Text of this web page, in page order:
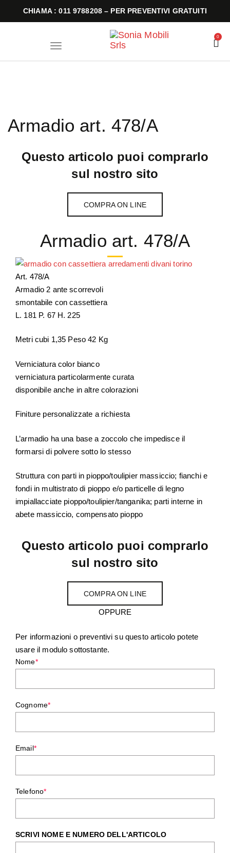
CHIAMA : 011 9788208 – PER PREVENTIVI GRATUITI
T
g
g
a
o
n
0
Armadio art. 478/A
Questo articolo puoi comprarlo
sul nostro sito
COMPRA ON LINE
Armadio art. 478/A
Art. 478/A
Armadio 2 ante scorrevoli
smontabile con cassettiera
L. 181 P. 67 H. 225
Metri cubi 1,35 Peso 42 Kg
Verniciatura color bianco
verniciatura particolarmente curata
disponibile anche in altre colorazioni
Finiture personalizzate a richiesta
L’armadio ha una base a zoccolo che impedisce il
formarsi di polvere sotto lo stesso
Struttura con parti in pioppo/toulipier massiccio; fianchi e
fondi in multistrato di pioppo e/o particelle di legno
impiallacciate pioppo/toulipier/tanganika; parti interne in
abete massiccio, compensato pioppo
Questo articolo puoi comprarlo
sul nostro sito
COMPRA ON LINE
OPPURE
Per informazioni o preventivi su questo articolo potete
usare il modulo sottostante.
Nome*
Cognome*
Email*
Telefono*
SCRIVI NOME E NUMERO DELL'ARTICOLO